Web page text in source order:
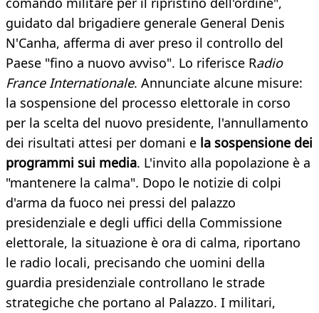
guidato dal brigadiere generale General Denis
N'Canha, afferma di aver preso il controllo del
Paese "fino a nuovo avviso". Lo riferisce Radio
France Internationale. Annunciate alcune misure:
la sospensione del processo elettorale in corso
per la scelta del nuovo presidente, l'annullamento
dei risultati attesi per domani e la sospensione dei
programmi sui media. L'invito alla popolazione è a
"mantenere la calma". Dopo le notizie di colpi
d'arma da fuoco nei pressi del palazzo
presidenziale e degli uffici della Commissione
elettorale, la situazione è ora di calma, riportano
le radio locali, precisando che uomini della
guardia presidenziale controllano le strade
strategiche che portano al Palazzo. I militari,